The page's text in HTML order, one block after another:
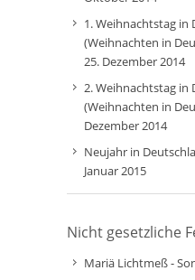
1. Weihnachtstag in
(Weihnachten in
25. Dezember 2014
2. Weihnachtstag in
(Weihnachten in
Dezember 2014
Neujahr in
Januar 2015
Nicht gesetzliche
Mariä Lichtmeß -